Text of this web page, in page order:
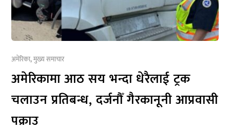
अमेरिका,मुख्य समाचार
अमेरिकामा आठ सय भन्दा धेरैलाई ट्रक
चलाउन प्रतिबन्ध, दर्जनौँ गैरकानूनी आप्रवासी
पक्राउ